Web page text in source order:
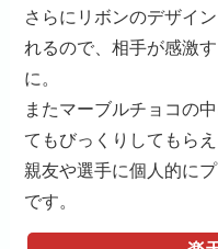
さらにリボンのデザイ
れるので、相手が感激
に。
またマーブルチョコの
てもびっくりしてもらえ
親友や選手に個人的に
です。